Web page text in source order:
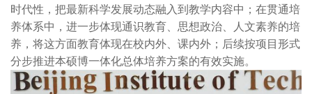
时代性，把最新科学发展动态融入到教学内容中；在贯通培
养体系中，进一步体现通识教育、思想政治、人文素养的培
养，将这方面教育体现在校内外、课内外；后续按项目形式
分步推进本硕博一体化总体培养方案的有效实施。